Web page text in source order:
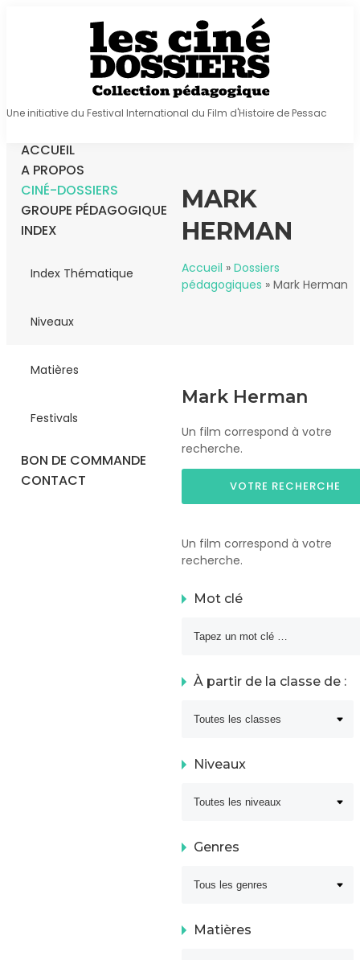
Une initiative du Festival International du Film d'Histoire de Pessac
ACCUEIL
A PROPOS
CINÉ-DOSSIERS
GROUPE PÉDAGOGIQUE
INDEX
Index Thématique
Niveaux
Matières
Festivals
BON DE COMMANDE
CONTACT
MARK
HERMAN
Accueil » Dossiers
pédagogiques » Mark Herman
Mark Herman
Un film correspond à votre
recherche.
VOTRE RECHERCHE
Un film correspond à votre
recherche.
Mot clé
À partir de la classe de :
Niveaux
Genres
Matières